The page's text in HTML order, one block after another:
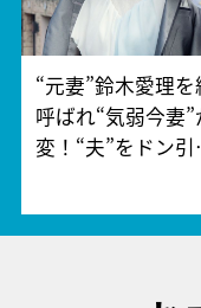
“元妻”鈴木愛理
呼ばれ“気弱今妻
変！“夫”をドン